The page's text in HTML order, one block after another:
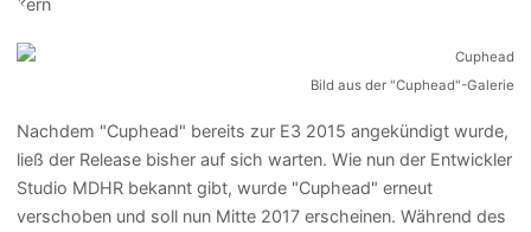
Bild aus der "Cuphead"-Galerie
Nachdem "Cuphead" bereits zur E3 2015 angekündigt wurde,
ließ der Release bisher auf sich warten. Wie nun der Entwickler
Studio MDHR bekannt gibt, wurde "Cuphead" erneut
verschoben und soll nun Mitte 2017 erscheinen. Während des